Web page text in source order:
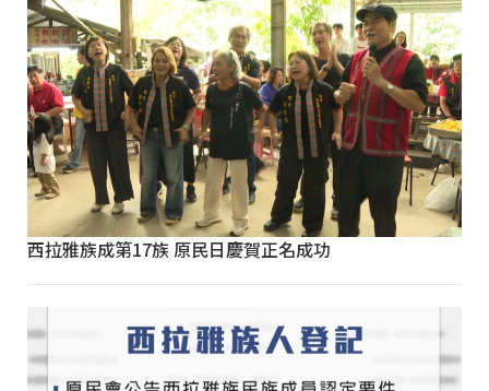
西拉雅族成第17族 原民日慶賀正名成功